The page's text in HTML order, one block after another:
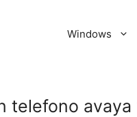
Windows
telefono avaya